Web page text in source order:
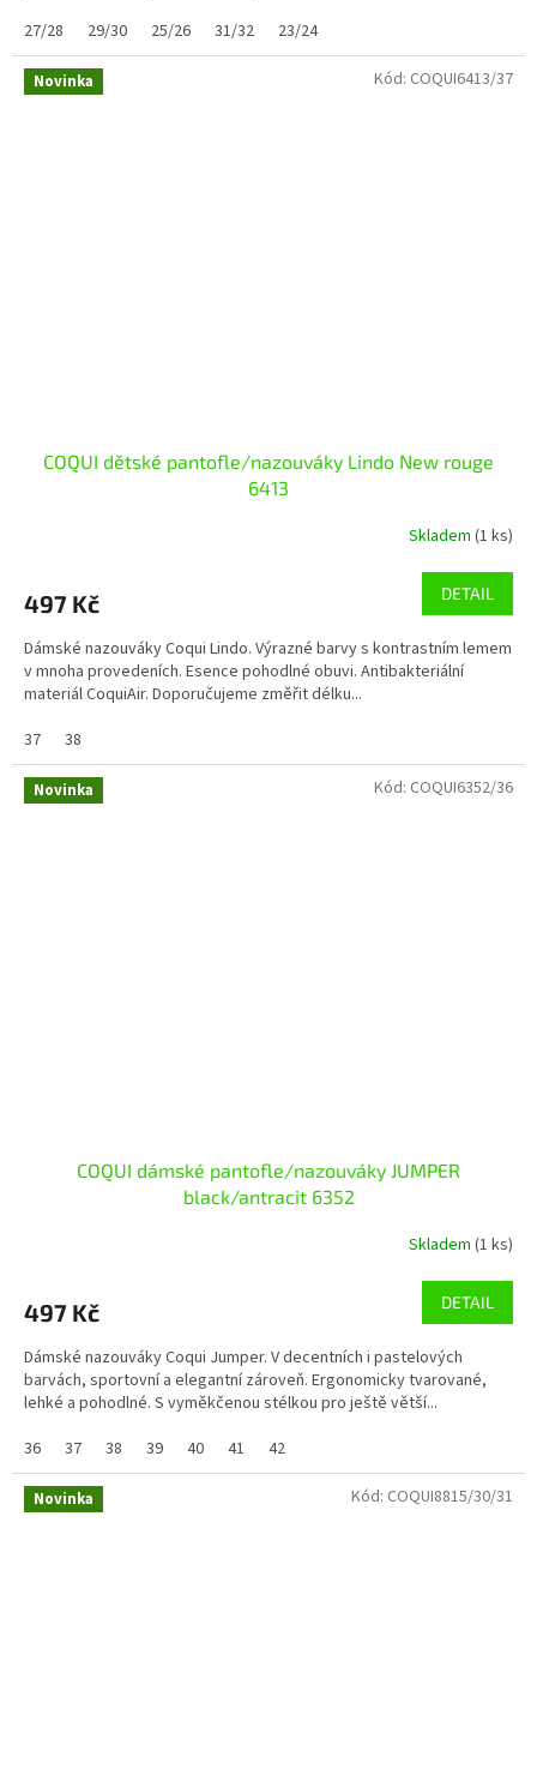
27/28
29/30 25/26 31/32 23/24
Novinka
COQUI dětské pantofle/nazouváky Lindo New rouge
6413
Skladem (1 ks)
497 Kč DETAIL
Dámské nazouváky Coqui Lindo. Výrazné barvy s kontrastním lemem
v mnoha provedeních. Esence pohodlné obuvi. Antibakteriální
materiál CoquiAir. Doporučujeme změřit délku...
37
38
Kód: COQUI6413/37
Novinka
COQUI dámské pantofle/nazouváky JUMPER
black/antracit 6352
Skladem (1 ks)
497 Kč DETAIL
Dámské nazouváky Coqui Jumper. V decentních i pastelových
barvách, sportovní a elegantní zároveň. Ergonomicky tvarované,
lehké a pohodlné. S vyměkčenou stélkou pro ještě větší...
36
37 38 39 40 41 42
Kód: COQUI6352/36
Novinka Kód: COQUI8815/30/31